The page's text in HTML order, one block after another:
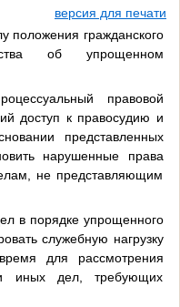
версия для печати
положения гражданского
об упрощенном
правовой
доступ к правосудию и
представленных
нарушенные права
не представляющим
в порядке упрощенного
служебную нагрузку
для рассмотрения
иных дел, требующих